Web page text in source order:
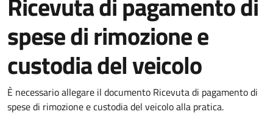
spese di rimozione e
custodia del veicolo
È necessario allegare il documento Ricevuta di pagamento di
spese di rimozione e custodia del veicolo alla pratica.